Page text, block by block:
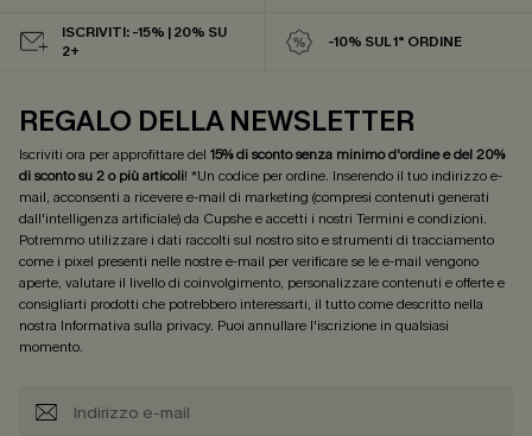
ISCRIVITI: -15% | 20% SU
2+
-10% SUL 1° ORDINE
REGALO DELLA NEWSLETTER
Iscriviti ora per approfittare del 15% di sconto senza minimo d'ordine e del 20%
di sconto su 2 o più articoli! *Un codice per ordine. Inserendo il tuo indirizzo e-
mail, acconsenti a ricevere e-mail di marketing (compresi contenuti generati
dall'intelligenza artificiale) da Cupshe e accetti i nostri Termini e condizioni.
Potremmo utilizzare i dati raccolti sul nostro sito e strumenti di tracciamento
come i pixel presenti nelle nostre e-mail per verificare se le e-mail vengono
aperte, valutare il livello di coinvolgimento, personalizzare contenuti e offerte e
consigliarti prodotti che potrebbero interessarti, il tutto come descritto nella
nostra Informativa sulla privacy. Puoi annullare l'iscrizione in qualsiasi
momento.